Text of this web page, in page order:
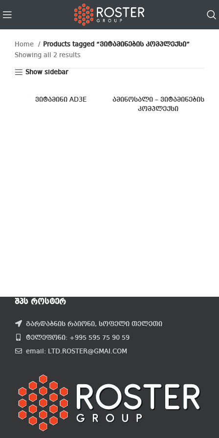
Home
Products tagged “ვიტამინების კომპლექსი”
Showing all 2 results
Show sidebar
ვიტამინი AD3E
ამინოსალი – ვიტამინების
კომპლექსი
ᲨᲞᲡ ᲠᲝᲡᲢᲔᲠ
გარდაბნის რაიონი, სოფელი თელეთი
ტელეფონი: +995 595 75 90 59
email: LTD.ROSTER@GMAI.COM